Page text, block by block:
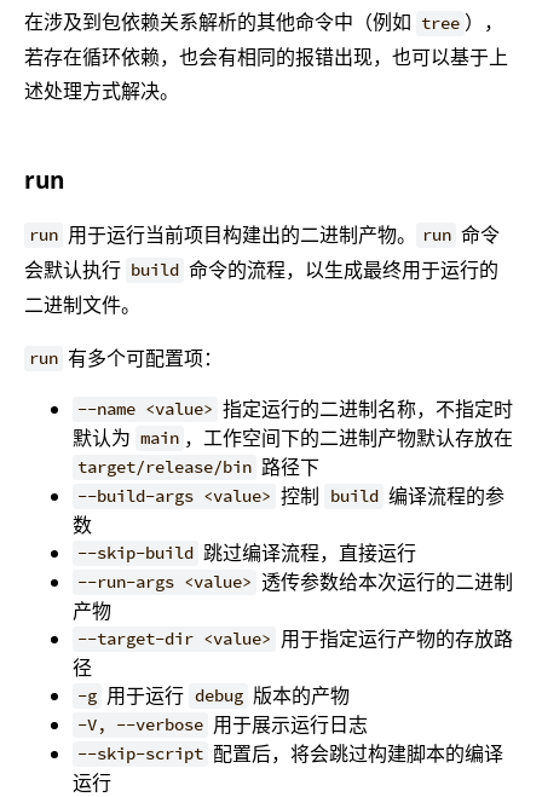
在涉及到包依赖关系解析的其他命令中（例如 tree ），
若存在循环依赖，也会有相同的报错出现，也可以基于上
述处理方式解决。
run
run 用于运行当前项目构建出的二进制产物。 run 命令
会默认执行 build 命令的流程，以生成最终用于运行的
二进制文件。
run 有多个可配置项：
--name <value> 指定运行的二进制名称，不指定时
默认为 main ，工作空间下的二进制产物默认存放在
target/release/bin 路径下
--build-args <value> 控制 build 编译流程的参
数
--skip-build 跳过编译流程，直接运行
--run-args <value> 透传参数给本次运行的二进制
产物
--target-dir <value> 用于指定运行产物的存放路
径
-g 用于运行 debug 版本的产物
-V, --verbose 用于展示运行日志
--skip-script 配置后，将会跳过构建脚本的编译
运行